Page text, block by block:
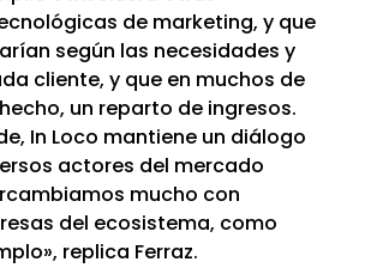
de marketing, y que
según las necesidades y
cliente, y que en muchos de
un reparto de ingresos.
In Loco mantiene un diálogo
actores del mercado
mucho con
del ecosistema, como
replica Ferraz.